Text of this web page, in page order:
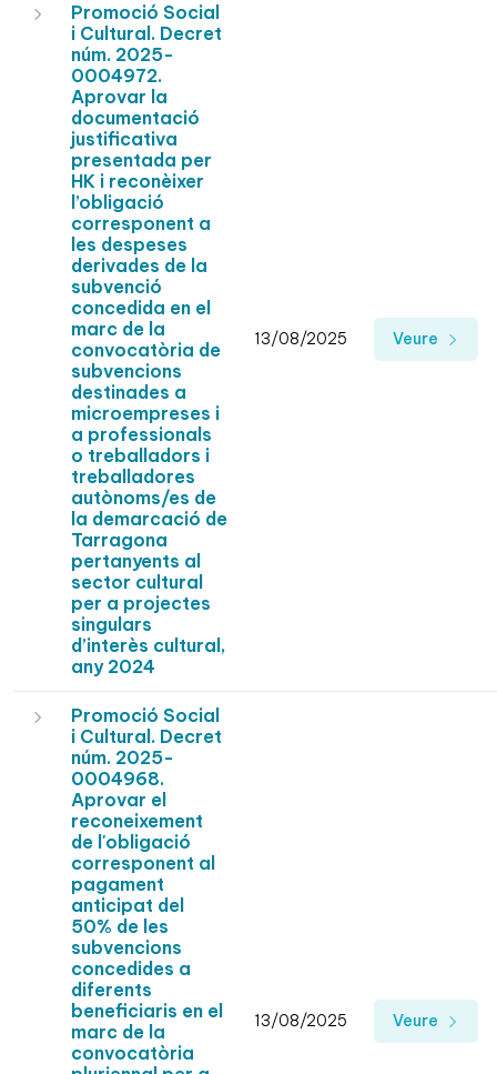
Promoció Social
i Cultural. Decret
núm. 2025-
0004972.
Aprovar la
documentació
justificativa
presentada per
HK i reconèixer
l’obligació
corresponent a
les despeses
derivades de la
subvenció
concedida en el
marc de la
convocatòria de
subvencions
destinades a
microempreses i
a professionals
o treballadors i
treballadores
autònoms/es de
la demarcació de
Tarragona
pertanyents al
sector cultural
per a projectes
singulars
d’interès cultural,
any 2024
13/08/2025 Veure
Promoció Social
i Cultural. Decret
núm. 2025-
0004968.
Aprovar el
reconeixement
de l'obligació
corresponent al
pagament
anticipat del
50% de les
subvencions
concedides a
diferents
beneficiaris en el
marc de la
convocatòria
13/08/2025 Veure